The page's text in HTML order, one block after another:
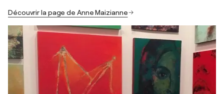
Découvrir la page de Anne Maizianne